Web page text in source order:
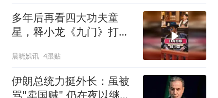
多年后再看四大功夫童
星，释小龙《九门》打戏
晨晓娯讯 4跟贴
伊朗总统力挺外长：虽被
骂"卖国贼" 仍在夜以继日